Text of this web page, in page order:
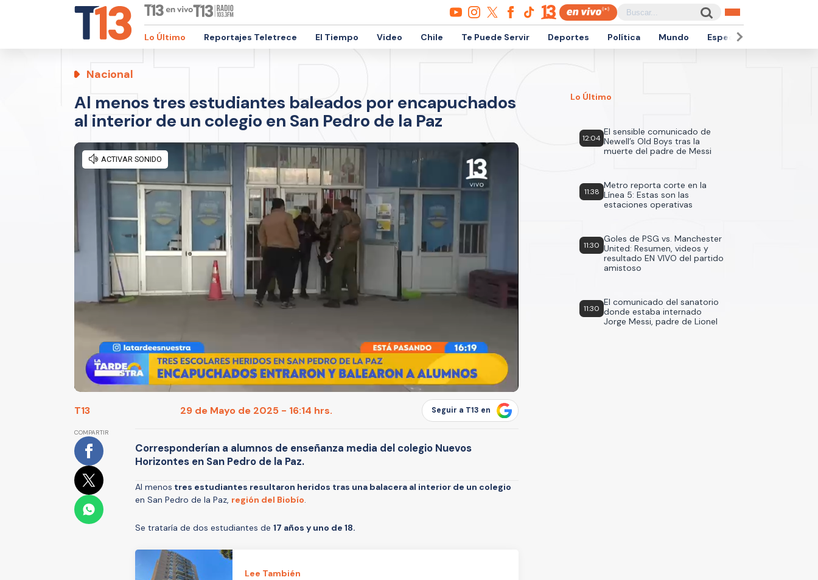
Lo Último Reportajes Teletrece El Tiempo Video Chile Te Puede Servir Deportes Política Mundo Espectáculos
Nacional
Al menos tres estudiantes baleados por encapuchados
al interior de un colegio en San Pedro de la Paz
T13 29 de Mayo de 2025 - 16:14 hrs. Seguir a T13 en
COMPARTIR
Corresponderían a alumnos de enseñanza media del colegio Nuevos
Horizontes en San Pedro de la Paz.
Al menos tres estudiantes resultaron heridos tras una balacera al interior de un colegio
en San Pedro de la Paz, región del Biobío.
Se trataría de dos estudiantes de 17 años y uno de 18.
Lee También
Lo Último
12:04
El sensible comunicado de
Newell’s Old Boys tras la
muerte del padre de Messi
11:38
Metro reporta corte en la
Línea 5: Estas son las
estaciones operativas
11:30
Goles de PSG vs. Manchester
United: Resumen, videos y
resultado EN VIVO del partido
amistoso
11:30
El comunicado del sanatorio
donde estaba internado
Jorge Messi, padre de Lionel